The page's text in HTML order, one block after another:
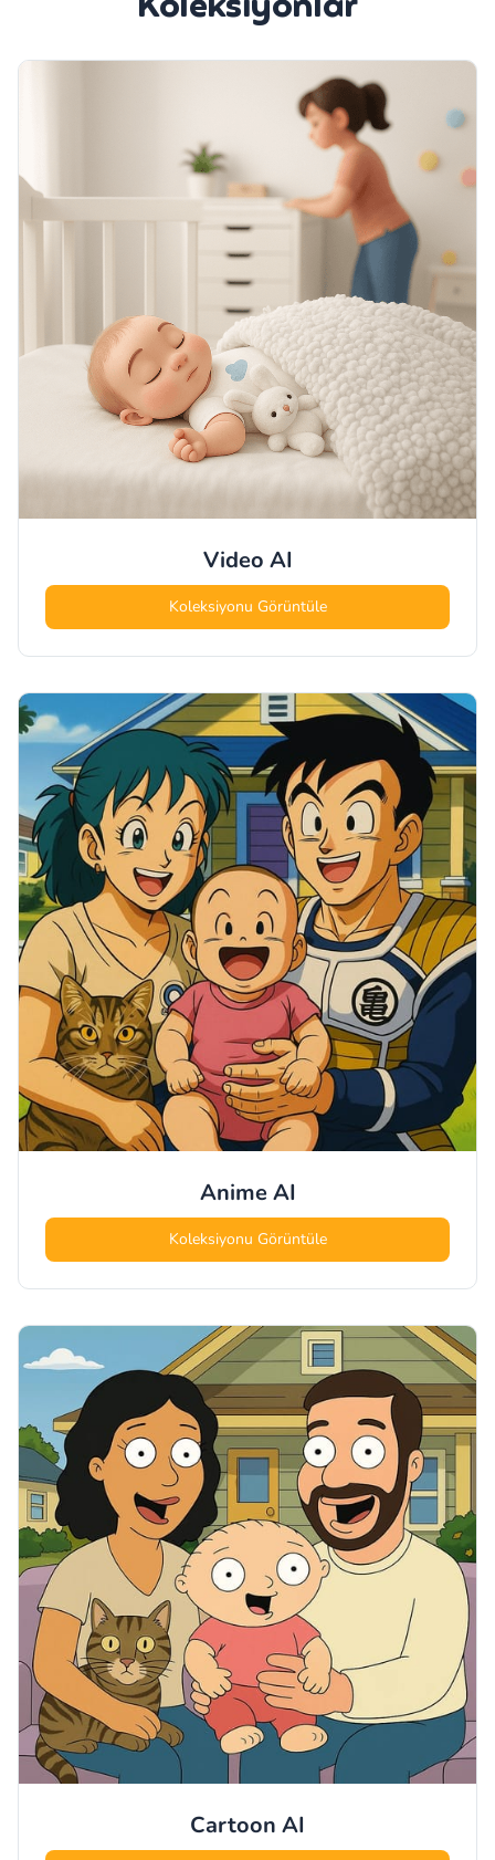
Video AI
Koleksiyonu Görüntüle
AnimeAI
Koleksiyonu Görüntüle
Cartoon AI